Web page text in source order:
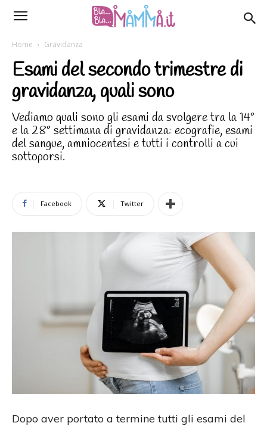
Home Gravidanza
Esami del secondo trimestre di
gravidanza, quali sono
Vediamo quali sono gli esami da svolgere tra la 14°
e la 28° settimana di gravidanza: ecografie, esami
del sangue, amniocentesi e tutti i controlli a cui
sottoporsi.
Facebook Twitter
Dopo aver portato a termine tutti gli esami del